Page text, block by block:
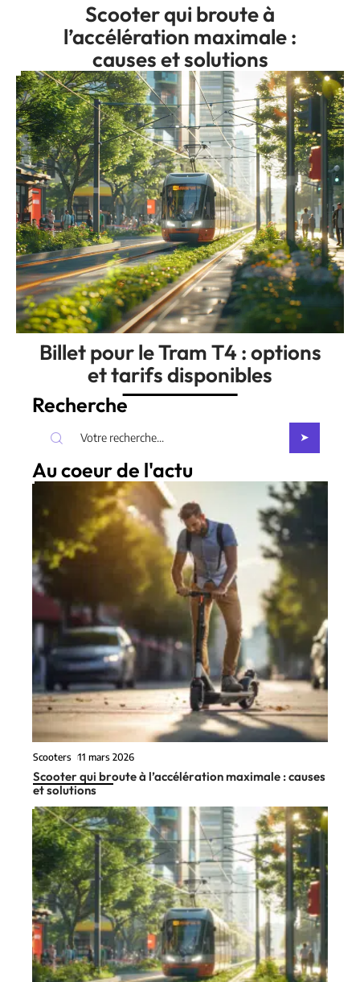
Scooter qui broute à
l’accélération maximale :
causes et solutions
Billet pour le Tram T4 : options
et tarifs disponibles
Recherche
Au coeur de l'actu
Scooters 11 mars 2026
Scooter qui broute à l’accélération maximale : causes
et solutions